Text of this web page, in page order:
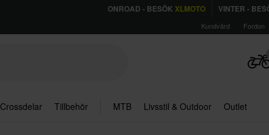
ONROAD - BESÖK XLMOTO VINTER -
Kundvård Fordon
Crossdelar Tillbehör MTB Livsstil & Outdoor Outlet